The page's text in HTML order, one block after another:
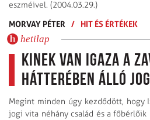
eszméivel. (2004.03.29.)
MORVAY PÉTER
/ HIT ÉS ÉRTÉKEK
hetilap
Kinek van igaza a
hátterében álló
Megint minden úgy kezdődött, hogy
jogi vita néhány család és a